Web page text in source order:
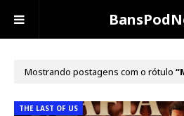
Mostrando postagens com o rótulo
THE LAST OF US